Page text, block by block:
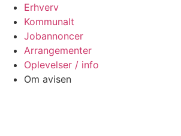
Erhverv
Kommunalt
Jobannoncer
Arrangementer
Oplevelser / info
Om avisen